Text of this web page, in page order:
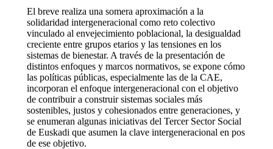
El breve realiza una somera aproximación a la
solidaridad intergeneracional como reto colectivo
vinculado al envejecimiento poblacional, la desigualdad
creciente entre grupos etarios y las tensiones en los
sistemas de bienestar. A través de la presentación de
distintos enfoques y marcos normativos, se expone cómo
las políticas públicas, especialmente las de la CAE,
incorporan el enfoque intergeneracional con el objetivo
de contribuir a construir sistemas sociales más
sostenibles, justos y cohesionados entre generaciones, y
se enumeran algunas iniciativas del Tercer Sector Social
de Euskadi que asumen la clave intergeneracional en pos
de ese objetivo.